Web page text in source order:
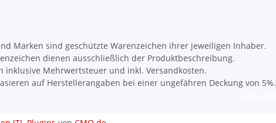
Marken sind geschützte Warenzeichen ihrer jeweiligen Inhaber.
dienen ausschließlich der Produktbeschreibung.
inklusive Mehrwertsteuer und inkl. Versandkosten.
auf Herstellerangaben bei einer ungefähren Deckung von 5%.